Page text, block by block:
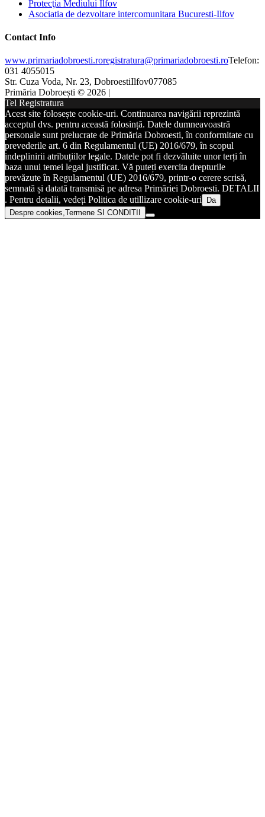
Protecţia Mediului Ilfov
Asociatia de dezvoltare intercomunitara Bucuresti-Ilfov
Contact Info
www.primariadobroesti.roregistratura@primariadobroesti.roTelefon:
031 4055015
Str. Cuza Voda, Nr. 23, DobroestiIlfov077085
Primăria Dobroești © 2026 |
Tel Registratura
Acest site folosește cookie-uri. Continuarea navigării reprezintă
acceptul dvs. pentru această folosință. Datele dumneavoastră
personale sunt prelucrate de Primăria Dobroesti, în conformitate cu
prevederile art. 6 din Regulamentul (UE) 2016/679, în scopul
indeplinirii atribuțiilor legale. Datele pot fi dezvăluite unor terți în
baza unui temei legal justificat. Vă puteți exercita drepturile
prevăzute în Regulamentul (UE) 2016/679, printr-o cerere scrisă,
semnată și datată transmisă pe adresa Primăriei Dobroesti. DETALII
. Pentru detalii, vedeți Politica de utillizare cookie-uri
Da
Despre cookies,Termene SI CONDITII